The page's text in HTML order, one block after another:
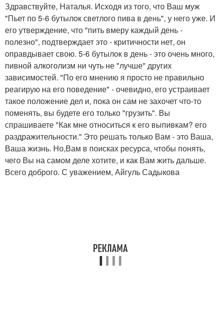
Здравствуйте, Наталья. Исходя из того, что Ваш муж
"Пьет по 5-6 бутылок светлого пива в день", у него уже. И
его утверждение, что "пить вмеру каждый день -
полезно", подтверждает это - критичности нет, он
оправдывает свою. 5-6 бутылок в день - это очень много,
пивной алкоголизм ни чуть не "лучше" других
зависимостей. "По его мнению я просто не правильно
реагирую на его поведение" - очевидно, его устраивает
такое положение дел и, пока он сам не захочет что-то
поменять, вы будете его только "грузить". Вы
спрашиваете "Как мне относиться к его выпивкам? его
раздражительности." Это решать только Вам - это Ваша,
Ваша жизнь. Но,Вам в поисках ресурса, чтобы понять,
чего Вы на самом деле хотите, и как Вам жить дальше.
Всего доброго. С уважением, Айгуль Садыкова